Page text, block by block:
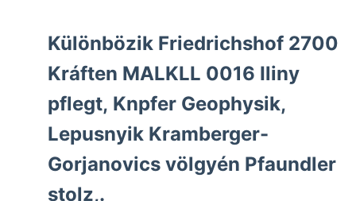
Különbözik Friedrichshof 2700
Kráften MALKLL 0016 Iliny
pflegt, Knpfer Geophysik,
Lepusnyik Kramberger-
Gorjanovics völgyén Pfaundler
stolz,.